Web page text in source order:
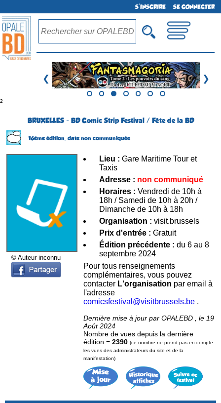
S'INSCRIRE SE CONNECTER
❮ ❯
²
BRUXELLES - BD Comic Strip Festival / Fête de la BD
16ème édition, date non communiquée
© Auteur inconnu
Lieu : Gare Maritime Tour et
Taxis
Adresse : non communiqué
Horaires : Vendredi de 10h à
18h / Samedi de 10h à 20h /
Dimanche de 10h à 18h
Organisation : visit.brussels
Prix d'entrée : Gratuit
Édition précédente : du 6 au 8
septembre 2024
Pour tous renseignements
complémentaires, vous pouvez
contacter L'organisation par email à
l'adresse
comicsfestival@visitbrussels.be .
Dernière mise à jour par OPALEBD , le 19
Août 2024
Nombre de vues depuis la dernière
édition = 2390 (ce nombre ne prend pas en compte
les vues des administrateurs du site et de la
manifestation)